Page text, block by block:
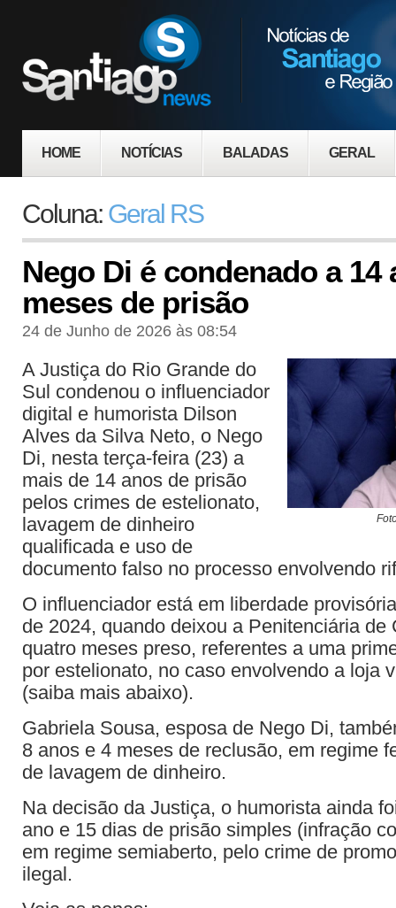
HOME NOTÍCIAS BALADAS GERAL
Coluna: Geral RS
Nego Di é condenado a 14
meses de prisão
24 de Junho de 2026 às 08:54
A Justiça do Rio Grande do
Sul condenou o influenciador
digital e humorista Dilson
Alves da Silva Neto, o Nego
Di, nesta terça-feira (23) a
mais de 14 anos de prisão
pelos crimes de estelionato,
lavagem de dinheiro
qualificada e uso de
documento falso no processo envolvendo
O influenciador está em liberdade
de 2024, quando deixou a Penitenciária de
quatro meses preso, referentes a uma
por estelionato, no caso envolvendo a loja
(saiba mais abaixo).
Gabriela Sousa, esposa de Nego Di,
8 anos e 4 meses de reclusão, em regime
de lavagem de dinheiro.
Na decisão da Justiça, o humorista ainda
ano e 15 dias de prisão simples (infração
em regime semiaberto, pelo crime de
ilegal.